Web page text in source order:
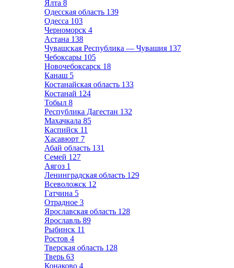
Ялта 8
Одесская область 139
Одесса 103
Черноморск 4
Астана 138
Чувашская Республика — Чувашия 137
Чебоксары 105
Новочебоксарск 18
Канаш 5
Костанайская область 133
Костанай 124
Тобыл 8
Республика Дагестан 132
Махачкала 85
Каспийск 11
Хасавюрт 7
Абай область 131
Семей 127
Аягоз 1
Ленинградская область 129
Всеволожск 12
Гатчина 5
Отрадное 3
Ярославская область 128
Ярославль 89
Рыбинск 11
Ростов 4
Тверская область 128
Тверь 63
Конаково 4